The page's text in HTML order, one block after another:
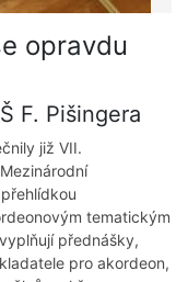
opravdu
F. Pišingera
již VII.
tematickým
přednášky,
pro akordeon,